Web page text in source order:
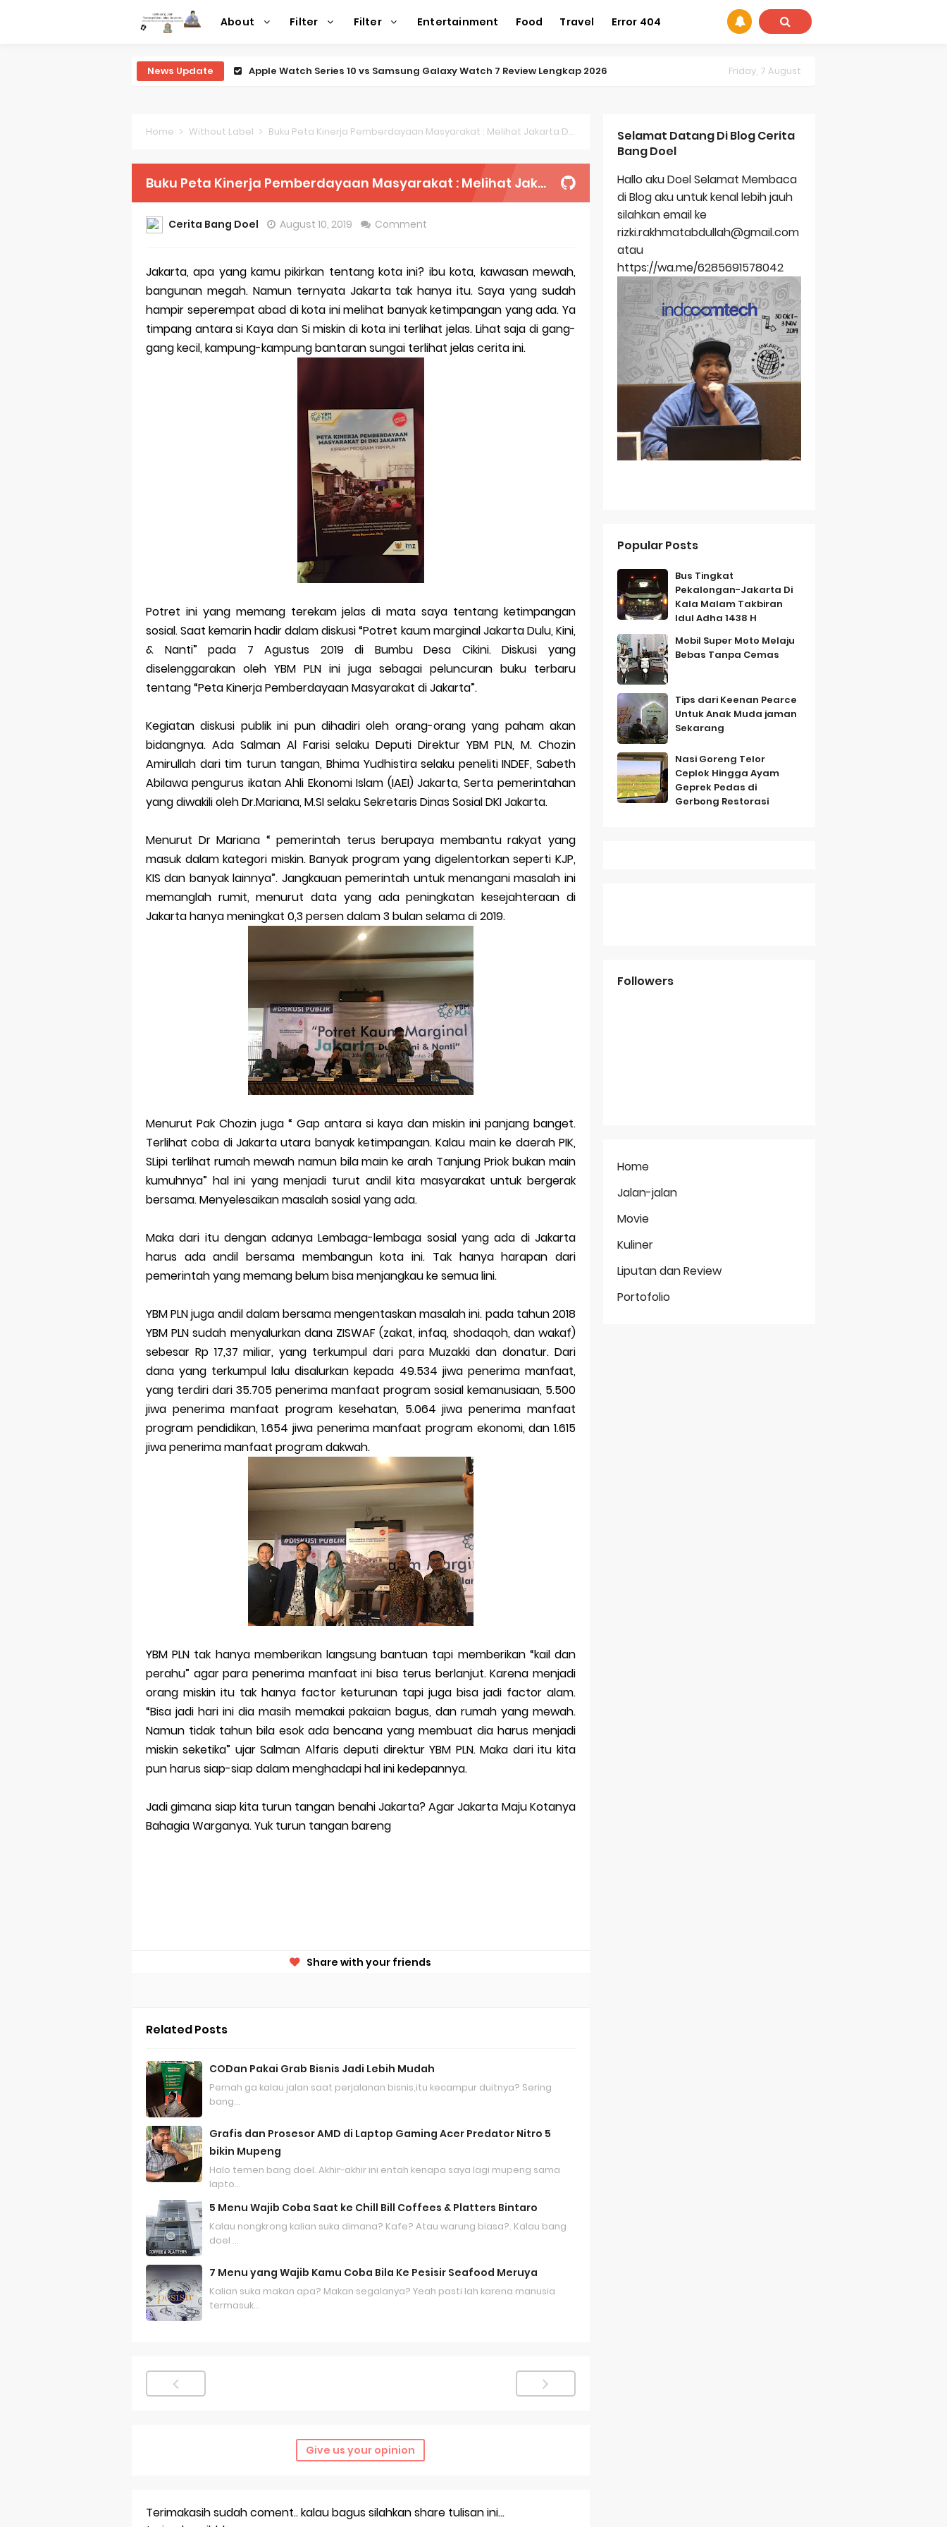
About Filter Filter Entertainment Food Travel Error 404
News Update Review Lengkap Amazfit Balance 2
Review Lengkap Huawei Watch GT 5 Pro
Review Lengkap Samsung Galaxy Watch 7
Perubahan Regulasi Merek Dagang
Evolusi Identitas Dagang
Review Lengkap Apple Watch Series 10
Merek Dagang dari Masa ke Masa
Review Oppo Reno 15 Pro: Smartphone Premium dengan Kamera 200MP dan Baterai Tahan Lama
Review Vivo V70 FE: Smartphone Fan Edition dengan Fitur Flagship Harga Lebih Bersahabat
Review Vivo V70: Smartphone Stylish dengan Performa Seimbang di Kelasnya
Merek Dagang dan Pertumbuhan Usaha
Merek Dagang dalam Strategi Bisnis
Merek Dagang dalam Perusahaan Besar
Merek Dagang dan Investasi
Dampak Merek Dagang pada Persaingan
Trademark as a Business Asset
Global Trademark Protection System
Brand Adaptation Across Different Countries
Vivo v70 series: mid-range rasa flagship dengan kamera zeiss & baterai jumbo
Apple Watch Series 10 vs Samsung Galaxy Watch 7 Review Lengkap 2026
Friday, 7 August
Home Without Label Buku Peta Kinerja Pemberdayaan Masyarakat : Melihat Jakarta Dari Sisi Kaum Marginal
Buku Peta Kinerja Pemberdayaan Masyarakat : Melihat Jakarta Dari Sisi Kaum Marginal
Cerita Bang Doel August 10, 2019 Comment
Jakarta, apa yang kamu pikirkan tentang kota ini? ibu kota, kawasan mewah,
bangunan megah. Namun ternyata Jakarta tak hanya itu. Saya yang sudah
hampir seperempat abad di kota ini melihat banyak ketimpangan yang ada. Ya
timpang antara si Kaya dan Si miskin di kota ini terlihat jelas. Lihat saja di gang-
gang kecil, kampung-kampung bantaran sungai terlihat jelas cerita ini.
Potret ini yang memang terekam jelas di mata saya tentang ketimpangan
sosial. Saat kemarin hadir dalam diskusi “Potret kaum marginal Jakarta Dulu, Kini,
& Nanti” pada 7 Agustus 2019 di Bumbu Desa Cikini. Diskusi yang
diselenggarakan oleh YBM PLN ini juga sebagai peluncuran buku terbaru
tentang “Peta Kinerja Pemberdayaan Masyarakat di Jakarta”.
Kegiatan diskusi publik ini pun dihadiri oleh orang-orang yang paham akan
bidangnya. Ada Salman Al Farisi selaku Deputi Direktur YBM PLN, M. Chozin
Amirullah dari tim turun tangan, Bhima Yudhistira selaku peneliti INDEF, Sabeth
Abilawa pengurus ikatan Ahli Ekonomi Islam (IAEI) Jakarta, Serta pemerintahan
yang diwakili oleh Dr.Mariana, M.SI selaku Sekretaris Dinas Sosial DKI Jakarta.
Menurut Dr Mariana “ pemerintah terus berupaya membantu rakyat yang
masuk dalam kategori miskin. Banyak program yang digelentorkan seperti KJP,
KIS dan banyak lainnya”. Jangkauan pemerintah untuk menangani masalah ini
memanglah rumit, menurut data yang ada peningkatan kesejahteraan di
Jakarta hanya meningkat 0,3 persen dalam 3 bulan selama di 2019.
Menurut Pak Chozin juga “ Gap antara si kaya dan miskin ini panjang banget.
Terlihat coba di Jakarta utara banyak ketimpangan. Kalau main ke daerah PIK,
SLipi terlihat rumah mewah namun bila main ke arah Tanjung Priok bukan main
kumuhnya” hal ini yang menjadi turut andil kita masyarakat untuk bergerak
bersama. Menyelesaikan masalah sosial yang ada.
Maka dari itu dengan adanya Lembaga-lembaga sosial yang ada di Jakarta
harus ada andil bersama membangun kota ini. Tak hanya harapan dari
pemerintah yang memang belum bisa menjangkau ke semua lini.
YBM PLN juga andil dalam bersama mengentaskan masalah ini. pada tahun 2018
YBM PLN sudah menyalurkan dana ZISWAF (zakat, infaq, shodaqoh, dan wakaf)
sebesar Rp 17,37 miliar, yang terkumpul dari para Muzakki dan donatur. Dari
dana yang terkumpul lalu disalurkan kepada 49.534 jiwa penerima manfaat,
yang terdiri dari 35.705 penerima manfaat program sosial kemanusiaan, 5.500
jiwa penerima manfaat program kesehatan, 5.064 jiwa penerima manfaat
program pendidikan, 1.654 jiwa penerima manfaat program ekonomi, dan 1.615
jiwa penerima manfaat program dakwah.
YBM PLN tak hanya memberikan langsung bantuan tapi memberikan “kail dan
perahu” agar para penerima manfaat ini bisa terus berlanjut. Karena menjadi
orang miskin itu tak hanya factor keturunan tapi juga bisa jadi factor alam.
“Bisa jadi hari ini dia masih memakai pakaian bagus, dan rumah yang mewah.
Namun tidak tahun bila esok ada bencana yang membuat dia harus menjadi
miskin seketika” ujar Salman Alfaris deputi direktur YBM PLN. Maka dari itu kita
pun harus siap-siap dalam menghadapi hal ini kedepannya.
Jadi gimana siap kita turun tangan benahi Jakarta? Agar Jakarta Maju Kotanya
Bahagia Warganya. Yuk turun tangan bareng
Share with your friends
Related Posts
CODan Pakai Grab Bisnis Jadi Lebih Mudah
Pernah ga kalau jalan saat perjalanan bisnis,itu kecampur duitnya? Sering
bang…
Grafis dan Prosesor AMD di Laptop Gaming Acer Predator Nitro 5
bikin Mupeng
Halo temen bang doel. Akhir-akhir ini entah kenapa saya lagi mupeng sama
lapto…
5 Menu Wajib Coba Saat ke Chill Bill Coffees & Platters Bintaro
Kalau nongkrong kalian suka dimana? Kafe? Atau warung biasa?. Kalau bang
doel …
7 Menu yang Wajib Kamu Coba Bila Ke Pesisir Seafood Meruya
Kalian suka makan apa? Makan segalanya? Yeah pasti lah karena manusia
termasuk…
Give us your opinion
Terimakasih sudah coment.. kalau bagus silahkan share tulisan ini...
Selamat Datang Di Blog Cerita
Bang Doel
Hallo aku Doel Selamat Membaca
di Blog aku untuk kenal lebih jauh
silahkan email ke
rizki.rakhmatabdullah@gmail.com
atau
https://wa.me/6285691578042
Popular Posts
Bus Tingkat
Pekalongan-Jakarta Di
Kala Malam Takbiran
Idul Adha 1438 H
Mobil Super Moto Melaju
Bebas Tanpa Cemas
Tips dari Keenan Pearce
Untuk Anak Muda jaman
Sekarang
Nasi Goreng Telor
Ceplok Hingga Ayam
Geprek Pedas di
Gerbong Restorasi
Followers
Home
Jalan-jalan
Movie
Kuliner
Liputan dan Review
Portofolio